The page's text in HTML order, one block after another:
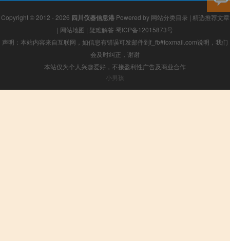
Copyright © 2012 - 2026 四川仪器信息港Powered by 网站分类目录 | 精选推荐文章
| 网站地图 | 疑难解答 蜀ICP备12015873号
声明：本站内容来自互联网，如信息有错误可发邮件到f_fb#foxmail.com说明，我们
会及时纠正，谢谢
本站仅为个人兴趣爱好，不接盈利性广告及商业合作
小男孩